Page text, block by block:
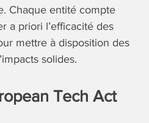
Chaque entité compte
a priori l’efficacité des
mettre à disposition des
solides.
Tech Act